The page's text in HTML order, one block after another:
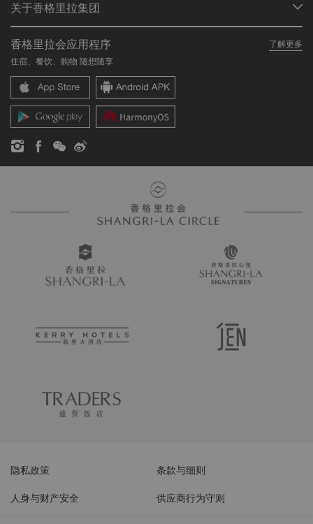
餐厅与酒吧
加入香格里拉会
常见问题
联络我们
关于香格里拉集团
我们的酒店品牌
香格里拉中心
香格里拉公寓
联系方式
职业发展
企业社会责任
新闻稿
香格里拉会应用程序
了解更多
住宿、餐饮、购物 随想随享
隐私政策 条款与细则
人身与财产安全 供应商行为守则